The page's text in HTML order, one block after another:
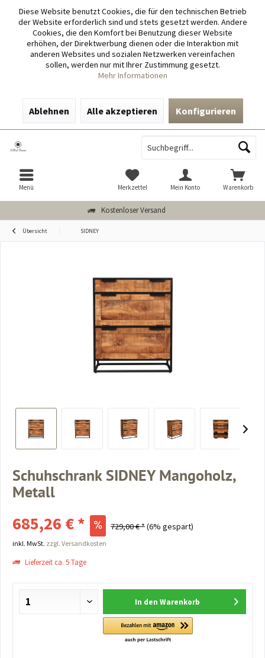
Diese Website benutzt Cookies, die für den technischen Betrieb
der Website erforderlich sind und stets gesetzt werden. Andere
Cookies, die den Komfort bei Benutzung dieser Website
erhöhen, der Direktwerbung dienen oder die Interaktion mit
anderen Websites und sozialen Netzwerken vereinfachen
sollen, werden nur mit Ihrer Zustimmung gesetzt.
Mehr Informationen
Ablehnen Alle akzeptieren Konfigurieren
Kostenloser Versand
Menü Warenkorb
Merkzettel Mein Konto
Übersicht SIDNEY
Schuhschrank SIDNEY Mangoholz,
Metall
685,26 € * 729,00 € *(6% gespart)
inkl. MwSt. zzgl. Versandkosten
Lieferzeit ca. 5 Tage
In den Warenkorb